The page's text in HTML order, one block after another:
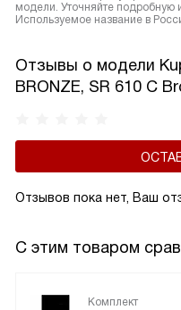
модели. Уточняйте подробную
Используемое название в
Отзывы о модели
BRONZE, SR 610 C
Отзывов пока нет, Ваш
С этим товаром
Комплект